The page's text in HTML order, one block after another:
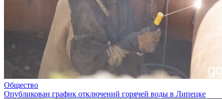
Общество
Опубликован график отключений горячей воды в Липецке